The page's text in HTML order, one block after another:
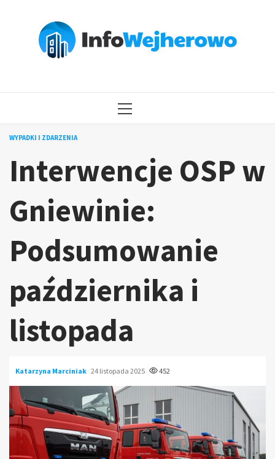
MENU
WYPADKI I ZDARZENIA
Interwencje OSP w
Gniewinie:
Podsumowanie
października i
listopada
Katarzyna Marciniak 24 listopada 2025 452